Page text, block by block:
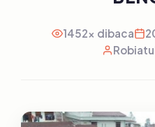
1452x dibaca